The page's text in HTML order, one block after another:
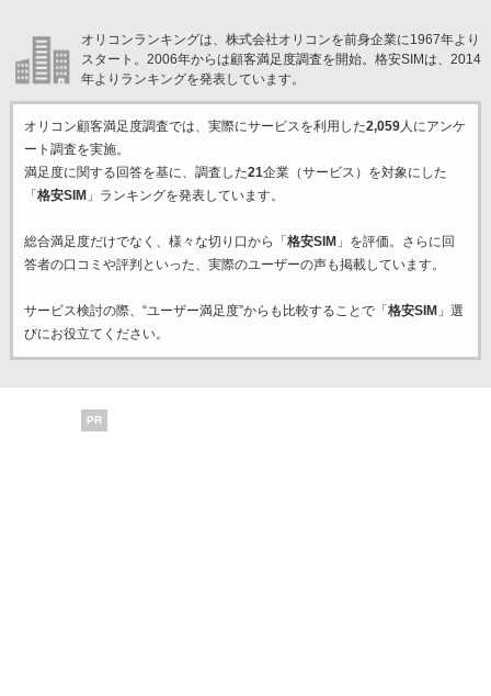
オリコンランキングは、株式会社オリコンを前身企業に1967年より
スタート。2006年からは顧客満足度調査を開始。格安SIMは、2014
年よりランキングを発表しています。
オリコン顧客満足度調査では、実際にサービスを利用した2,059人にアンケ
ート調査を実施。
満足度に関する回答を基に、調査した21企業（サービス）を対象にした
「 格安SIM 」ランキングを発表しています。
総合満足度だけでなく、様々な切り口から「 格安SIM 」を評価。さらに回
答者の口コミや評判といった、実際のユーザーの声も掲載しています。
サービス検討の際、“ユーザー満足度”からも比較することで「 格安SIM 」選
びにお役立てください。
PR